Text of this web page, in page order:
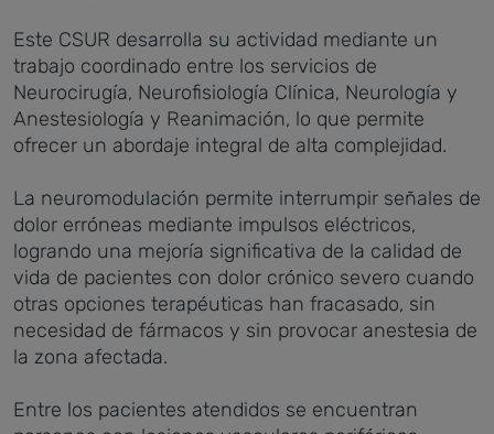
Este CSUR desarrolla su actividad mediante un
trabajo coordinado entre los servicios de
Neurocirugía, Neurofisiología Clínica, Neurología y
Anestesiología y Reanimación, lo que permite
ofrecer un abordaje integral de alta complejidad.
La neuromodulación permite interrumpir señales de
dolor erróneas mediante impulsos eléctricos,
logrando una mejoría significativa de la calidad de
vida de pacientes con dolor crónico severo cuando
otras opciones terapéuticas han fracasado, sin
necesidad de fármacos y sin provocar anestesia de
la zona afectada.
Entre los pacientes atendidos se encuentran